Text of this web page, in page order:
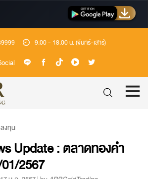
9.00 - 18.00 น. (จันทร์-เสาร์)
งทุน
Update : ตลาดทองคำ
2567